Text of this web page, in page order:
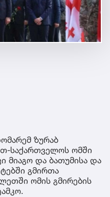
ზურაბ
საქართველოს ომში
მიაგო და ბათუმისა და
გმირთა
ომის გმირების